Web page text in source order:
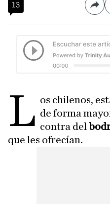
13
L os chilenos,
de forma
contra del
que les ofrecían.